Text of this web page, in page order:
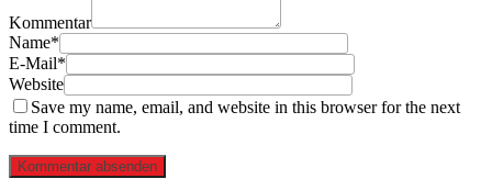
Kommentar
Name*
E-Mail*
Website
Save my name, email, and website in this browser for the next
time I comment.
Kommentar absenden